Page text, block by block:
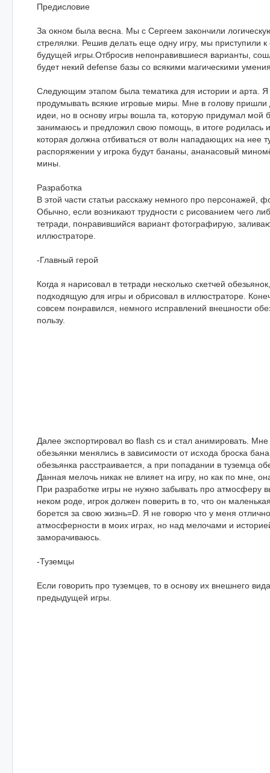
Предисловие
За окном была весна. Мы с Сергеем закончили
стрелялки. Решив делать еще одну игру, мы приступили
будущей игры.Отбросив непонравившиеся варианты,
будет некий defense базы со всякими магическими
Следующим этапом была тематика для истории и арта. Я
продумывать всякие игровые миры. Мне в голову пришли
идеи, но в основу игры вошла та, которую придумал мой
занимаюсь и предложил свою помощь, в итоге родилась
которая должна отбиваться от волн нападающих на нее
распоряжении у игрока будут бананы, ананасовый
мины.
Разработка
В этой части статьи расскажу немного про персонажей,
Обычно, если возникают трудности с рисованием чего
тетради, понравившийся вариант фотографирую,
иллюстраторе.
-Главный герой
Когда я нарисовал в тетради несколько скетчей
подходящую для игры и обрисовал в иллюстраторе.
совсем понравился, немного исправлений внешности
пользу.
Далее экспортировал во flash cs и стал анимировать.
обезьянки менялись в зависимости от исхода броска
обезьянка расстраивается, а при попадании в туземца
Данная мелочь никак не влияет на игру, но как по мне,
При разработке игры не нужно забывать про
неком роде, игрок должен поверить в то, что он
борется за свою жизнь=D. Я не говорю что у меня
атмосферности в моих играх, но над мелочами и
заморачиваюсь.
-Туземцы
Если говорить про туземцев, то в основу их внешнего
предыдущей игры.